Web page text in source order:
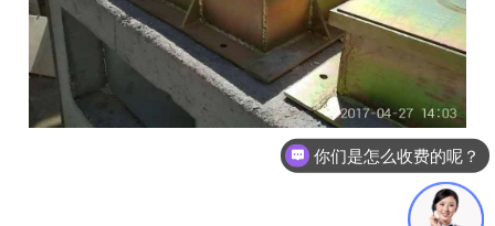
你们是怎么收费的呢？